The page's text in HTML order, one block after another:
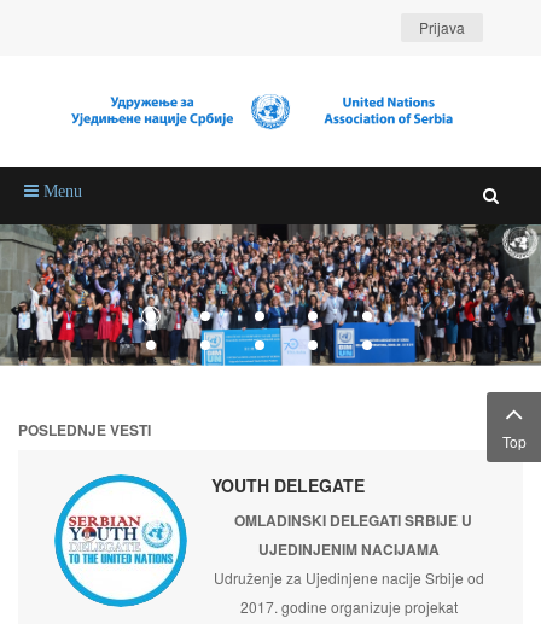
Prijava
Menu
POSLEDNJE VESTI
YOUTH DELEGATE
OMLADINSKI DELEGATI SRBIJE U
UJEDINJENIM NACIJAMA
Udruženje za Ujedinjene nacije Srbije od
2017. godine organizuje projekat
Top